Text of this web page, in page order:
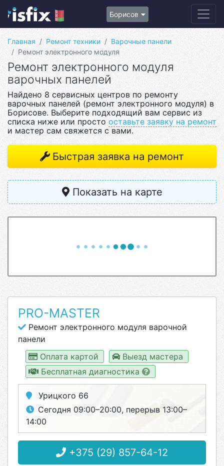
Борисов
Главная Ремонт техники
Варочные панели
Ремонт электронного модуля
Ремонт электронного модуля
варочных панелей
Найдено 8 сервисных центров по ремонту
варочных панелей (ремонт электронного модуля) в
Борисове. Выберите подходящий вам сервис из
списка ниже или просто оставьте заявку на ремонт
и мастер сам свяжется с вами.
Быстрая заявка на ремонт
Показать на карте
PRO-MASTER
Ремонт электронного модуля варочной
панели
Оплата картой
Выезд мастера
Бесплатная диагностика
Урицкого 66
Сегодня 09:00–20:00, перерыв 13:00–
14:00
+375 (29) 857-64-12